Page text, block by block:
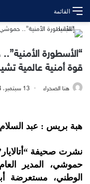
القائمة
“الأسطورة
قوة أمنية عالمية
هنا الصحراء 13 سبتمبر، 2024 - 5:17 مساءً
هبة بريس : عبد
نشرت صحيفة
حموشي، المدير
الوطني، مستعرضة